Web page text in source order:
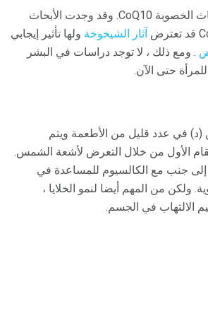
في النساء ، تفتقر أبحاث الخصوبة CoQ10. وقد وجدت الأبحاث
آثار الشيخوخة ولها تأثير إيجابي
. ومع ذلك ، لا توجد دراسات في البشر
حتى الآن.
(د) في عدد قليل من الأطعمة ويتم
الأول من خلال التعرض لأشعة الشمس.
إلى جنب مع الكالسيوم للمساعدة في
ولكن من المهم أيضا لنمو الخلايا ،
الالتهاب في الجسم.